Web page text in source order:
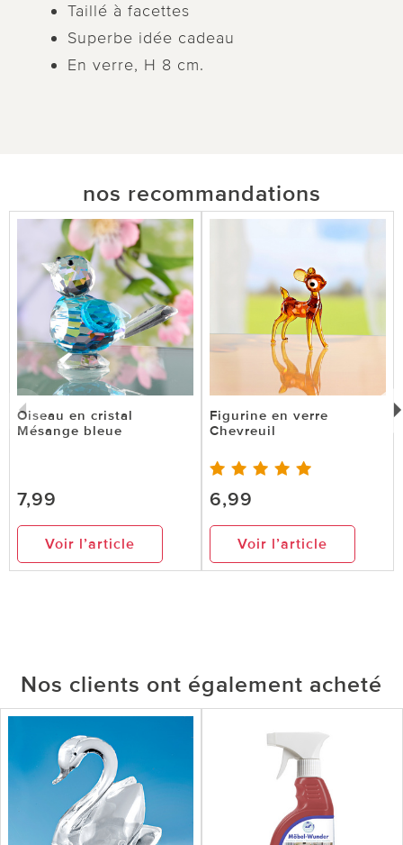
Taillé à facettes
Superbe idée cadeau
En verre, H 8 cm.
nos recommandations
Oiseau en cristal
Mésange bleue
7,99
Voir l’article
Figurine en verre
Chevreuil
6,99
Voir l’article
Nos clients ont également acheté